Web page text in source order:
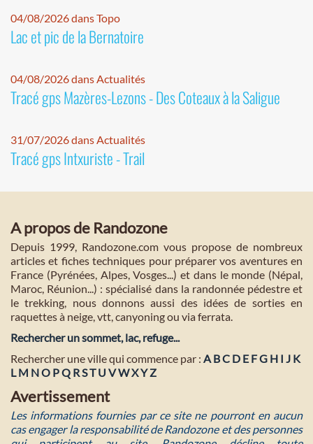
04/08/2026 dans Topo
Lac et pic de la Bernatoire
04/08/2026 dans Actualités
Tracé gps Mazères-Lezons - Des Coteaux à la Saligue
31/07/2026 dans Actualités
Tracé gps Intxuriste - Trail
A propos de Randozone
Depuis 1999, Randozone.com vous propose de nombreux
articles et fiches techniques pour préparer vos aventures en
France (Pyrénées, Alpes, Vosges...) et dans le monde (Népal,
Maroc, Réunion...) : spécialisé dans la randonnée pédestre et
le trekking, nous donnons aussi des idées de sorties en
raquettes à neige, vtt, canyoning ou via ferrata.
Rechercher un sommet, lac, refuge...
Rechercher une ville qui commence par : A BC D E FG H I J K
L M NO PQ RST U VWXYZ
Avertissement
Les informations fournies par ce site ne pourront en aucun
cas engager la responsabilité de Randozone et des personnes